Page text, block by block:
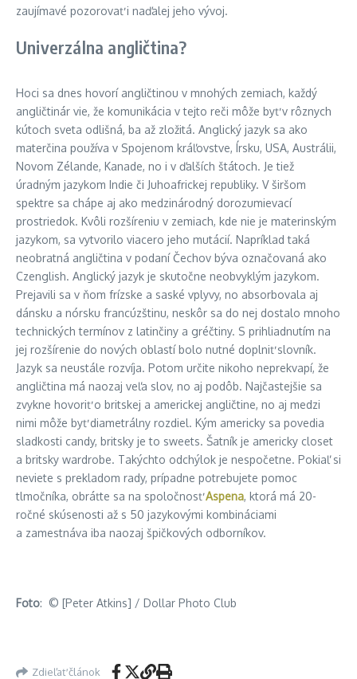
zaujímavé pozorovať i naďalej jeho vývoj.
Univerzálna angličtina?
Hoci sa dnes hovorí angličtinou v mnohých zemiach, každý
angličtinár vie, že komunikácia v tejto reči môže byť v rôznych
kútoch sveta odlišná, ba až zložitá. Anglický jazyk sa ako
materčina používa v Spojenom kráľovstve, Írsku, USA, Austrálii,
Novom Zélande, Kanade, no i v ďalších štátoch. Je tiež
úradným jazykom Indie či Juhoafrickej republiky. V širšom
spektre sa chápe aj ako medzinárodný dorozumievací
prostriedok. Kvôli rozšíreniu v zemiach, kde nie je materinským
jazykom, sa vytvorilo viacero jeho mutácií. Napríklad taká
neobratná angličtina v podaní Čechov býva označovaná ako
Czenglish. Anglický jazyk je skutočne neobvyklým jazykom.
Prejavili sa v ňom frízske a saské vplyvy, no absorbovala aj
dánsku a nórsku francúzštinu, neskôr sa do nej dostalo mnoho
technických termínov z latinčiny a gréčtiny. S prihliadnutím na
jej rozšírenie do nových oblastí bolo nutné doplniť slovník.
Jazyk sa neustále rozvíja. Potom určite nikoho neprekvapí, že
angličtina má naozaj veľa slov, no aj podôb. Najčastejšie sa
zvykne hovoriť o britskej a americkej angličtine, no aj medzi
nimi môže byť diametrálny rozdiel. Kým americky sa povedia
sladkosti candy, britsky je to sweets. Šatník je americky closet
a britsky wardrobe. Takýchto odchýlok je nespočetne. Pokiaľ si
neviete s prekladom rady, prípadne potrebujete pomoc
tlmočníka, obráťte sa na spoločnosťAspena, ktorá má 20-
ročné skúsenosti až s 50 jazykovými kombináciami
a zamestnáva iba naozaj špičkových odborníkov.
Foto: © [Peter Atkins] / Dollar Photo Club
Zdieľať článok